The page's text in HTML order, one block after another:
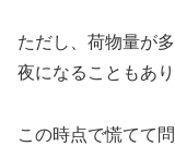
ただし、荷物量が
夜になることもあり
この時点で慌てて